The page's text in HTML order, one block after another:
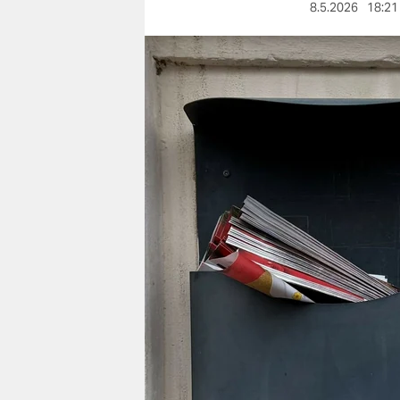
nord
wahrheit
verlag
verlag
veranstaltungen
shop
fragen & hilfe
unterstützen
genossenschaft
8.5.2026